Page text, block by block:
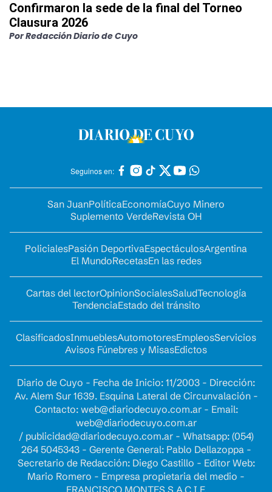
Confirmaron la sede de la final del Torneo
Clausura 2026
PorRedacción Diario de Cuyo
Seguinos en:
San JuanPolíticaEconomíaCuyo Minero
Suplemento VerdeRevista OH
PolicialesPasión DeportivaEspectáculosArgentina
El MundoRecetasEn las redes
Cartas del lectorOpinionSocialesSaludTecnología
TendenciaEstado del tránsito
ClasificadosInmueblesAutomotoresEmpleosServicios
Avisos Fúnebres y MisasEdictos
Diario de Cuyo - Fecha de Inicio: 11/2003 - Dirección:
Av. Alem Sur 1639. Esquina Lateral de Circunvalación -
Contacto: web@diariodecuyo.com.ar- Email:
web@diariodecuyo.com.ar
/ publicidad@diariodecuyo.com.ar- Whatsapp: (054)
264 5045343 - Gerente General: Pablo Dellazoppa -
Secretario de Redacción: Diego Castillo - Editor Web:
Mario Romero - Empresa propietaria del medio -